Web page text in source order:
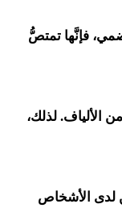
فإنَّها تمتصُّ
تعادل 40 جراماً تقريباً) على نحو 5 جرامات من الألياف. لذلك،
لدى الأشخاص